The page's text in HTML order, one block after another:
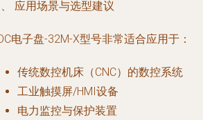
应用场景与选型建议
电子盘-32M-X型号非常适合应用于：
传统数控机床（CNC）的数控系统
工业触摸屏/HMI设备
电力监控与保护装置